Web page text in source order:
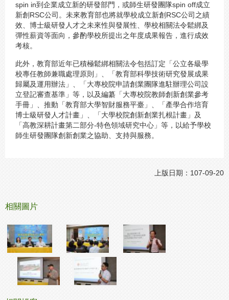
spin in到企業成立新的研發部門，或師生研發團隊spin off成立
新創RSC公司。未來教育部也將就學校成立新創RSC公司之績
效、博士級研發人才之未來性與發展性、學校相關法令鬆綁及
彈性薪資等面向，參酌學校所提出之年度成果報告，進行成效
考核。
此外，教育部近年已積極鬆綁相關法令包括訂定「公立各級學
校專任教師兼職處理原則」、「教育部科學技術研究發展成果
歸屬及運用辦法」、「大專校院申請創業團隊進駐辦理公司設
立登記審查基準」等，以及編纂「大專校院教師創新創業參考
手冊」、推動「教育部大學智財服務平臺」、「產學合作培育
博士級研發人才計畫」、「大學校院創新創業扎根計畫」及
「高教深耕計畫第二部分-特色領域研究中心」等，以給予學校
師生研發團隊創新創業之協助、支持與服務。
上版日期：107-09-20
相關圖片